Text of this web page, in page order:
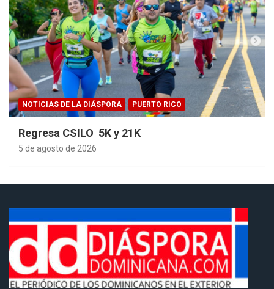
NOTICIAS DE LA DIÁSPORA PUERTO RICO
Regresa CSILO 5K y 21K
5 de agosto de 2026